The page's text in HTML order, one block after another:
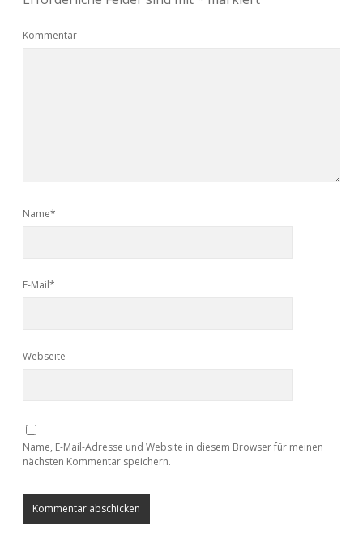
Kommentar
Name*
E-Mail*
Webseite
Name, E-Mail-Adresse und Website in diesem Browser für meinen
nächsten Kommentar speichern.